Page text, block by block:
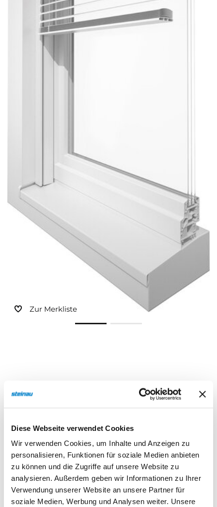
Diese Webseite verwendet Cookies
Wir verwenden Cookies, um Inhalte und Anzeigen zu
personalisieren, Funktionen für soziale Medien anbieten
zu können und die Zugriffe auf unsere Website zu
analysieren. Außerdem geben wir Informationen zu Ihrer
Verwendung unserer Website an unsere Partner für
soziale Medien, Werbung und Analysen weiter. Unsere
Sonnen- und Insektenschutz
Hochwasser­schutz
Dachboden­treppen
Zur Merkliste
Beschreibung Eigenschaften
Beschreibung
PVC-Aufsatzkasten